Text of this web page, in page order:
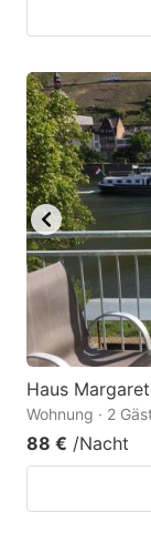
Haus
Wohnung · 2
88 € /Nacht